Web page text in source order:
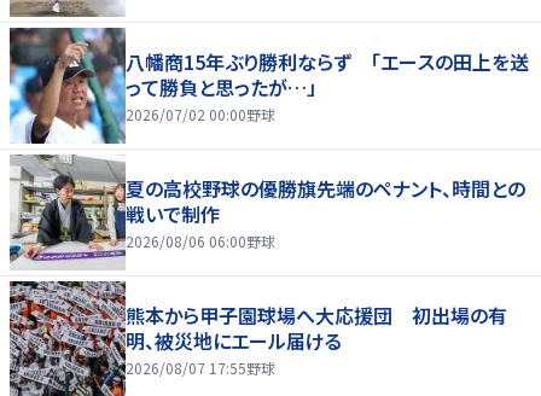
八幡商15年ぶり勝利ならず 「エースの田上を送
って勝負と思ったが…」
2026/07/02 00:00野球
夏の高校野球の優勝旗先端のペナント、時間との
戦いで制作
2026/08/06 06:00野球
熊本から甲子園球場へ大応援団 初出場の有
明、被災地にエール届ける
2026/08/07 17:55野球